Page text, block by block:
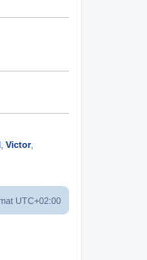
Victor,
UTC+02:00